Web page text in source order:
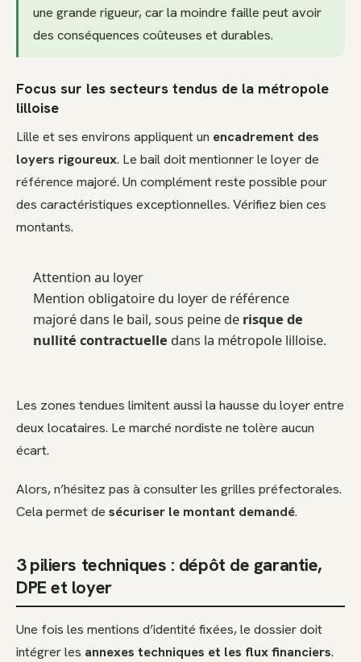
une grande rigueur, car la moindre faille peut avoir
des conséquences coûteuses et durables.
Focus sur les secteurs tendus de la métropole
lilloise
Lille et ses environs appliquent un encadrement des
loyers rigoureux. Le bail doit mentionner le loyer de
référence majoré. Un complément reste possible pour
des caractéristiques exceptionnelles. Vérifiez bien ces
montants.
Attention au loyer
Mention obligatoire du loyer de référence
majoré dans le bail, sous peine de risque de
nullité contractuelle dans la métropole lilloise.
Les zones tendues limitent aussi la hausse du loyer entre
deux locataires. Le marché nordiste ne tolère aucun
écart.
Alors, n’hésitez pas à consulter les grilles préfectorales.
Cela permet de sécuriser le montant demandé.
3 piliers techniques : dépôt de garantie,
DPE et loyer
Une fois les mentions d’identité fixées, le dossier doit
intégrer les annexes techniques et les flux financiers.